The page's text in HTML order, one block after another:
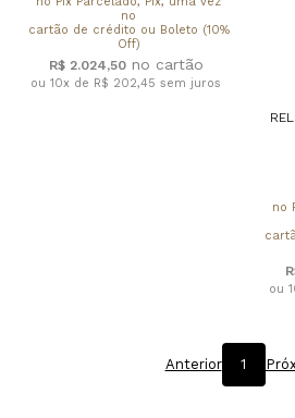
no
cartão de crédito ou Boleto (10%
Off)
R$ 2.024,50
ou 10x de R$ 202,45 sem juros
no
ou
Anterior 1